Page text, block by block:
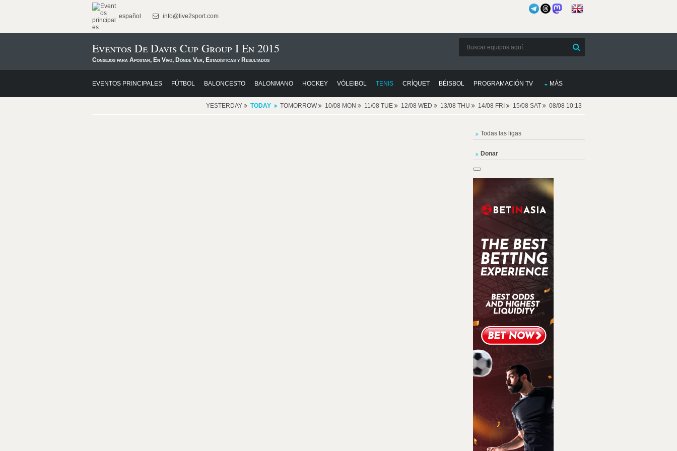
español info@live2sport.com
Eventos De Davis Cup Group I En 2015
Consejos para Apostar, En Vivo, Dónde Ver, Estadísticas y Resultados
EVENTOS PRINCIPALES FÚTBOL BALONCESTO BALONMANO HOCKEY VÓLEIBOL TENIS CRÍQUET BÉISBOL PROGRAMACIÓN TV MÁS
YESTERDAY TODAY TOMORROW 10/08 MON 11/08 TUE 12/08 WED 13/08 THU 14/08 FRI 15/08 SAT 08/08 10:13
Todas las ligas
Donar